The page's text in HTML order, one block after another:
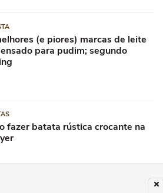
(e piores) marcas de leite
para pudim; segundo
fazer batata rústica crocante na